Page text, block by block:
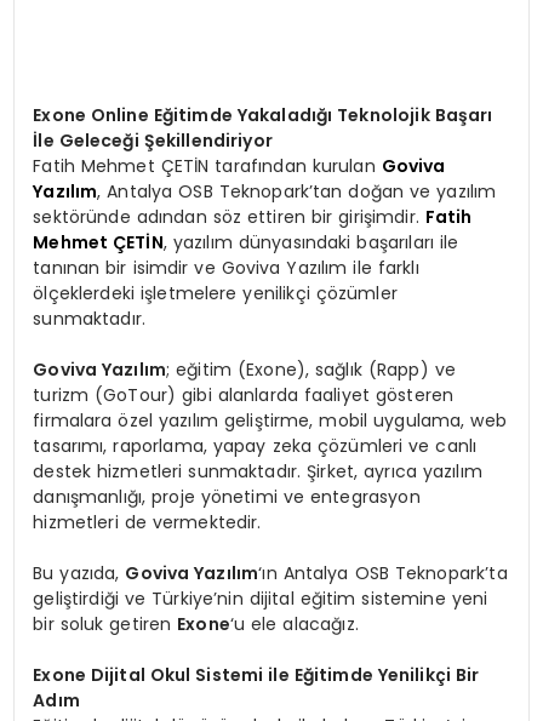
Exone Online Eğitimde Yakaladığı Teknolojik Başarı
İle Geleceği Şekillendiriyor
Fatih Mehmet ÇETİN tarafından kurulan Goviva
Yazılım, Antalya OSB Teknopark’tan doğan ve yazılım
sektöründe adından söz ettiren bir girişimdir. Fatih
Mehmet ÇETİN, yazılım dünyasındaki başarıları ile
tanınan bir isimdir ve Goviva Yazılım ile farklı
ölçeklerdeki işletmelere yenilikçi çözümler
sunmaktadır.
Goviva Yazılım; eğitim (Exone), sağlık (Rapp) ve
turizm (GoTour) gibi alanlarda faaliyet gösteren
firmalara özel yazılım geliştirme, mobil uygulama, web
tasarımı, raporlama, yapay zeka çözümleri ve canlı
destek hizmetleri sunmaktadır. Şirket, ayrıca yazılım
danışmanlığı, proje yönetimi ve entegrasyon
hizmetleri de vermektedir.
Bu yazıda, Goviva Yazılım‘ın Antalya OSB Teknopark’ta
geliştirdiği ve Türkiye’nin dijital eğitim sistemine yeni
bir soluk getiren Exone‘u ele alacağız.
Exone Dijital Okul Sistemi ile Eğitimde Yenilikçi Bir
Adım